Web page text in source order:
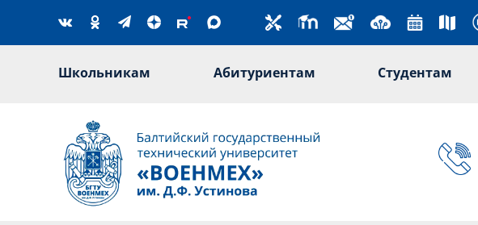
content
Школьникам Абитуриентам Студентам